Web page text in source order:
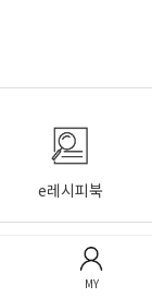
e레시피북
MY